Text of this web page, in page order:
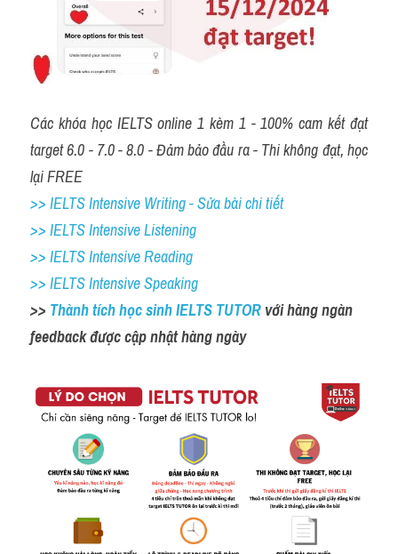
Các khóa học IELTS online 1 kèm 1 - 100% cam kết đạt
target 6.0 - 7.0 - 8.0 - Đảm bảo đầu ra - Thi không đạt, học
lại FREE
>> IELTS Intensive Writing - Sửa bài chi tiết
>> IELTS Intensive Listening
>> IELTS Intensive Reading
>> IELTS Intensive Speaking
>> Thành tích học sinh IELTS TUTOR với hàng ngàn
feedback được cập nhật hàng ngày